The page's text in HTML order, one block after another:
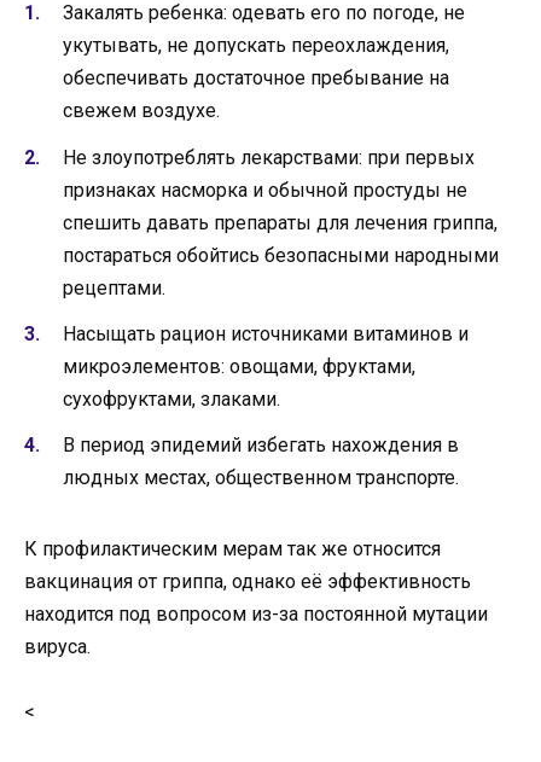
Закалять ребенка: одевать его по погоде, не
укутывать, не допускать переохлаждения,
обеспечивать достаточное пребывание на
свежем воздухе.
Не злоупотреблять лекарствами: при первых
признаках насморка и обычной простуды не
спешить давать препараты для лечения гриппа,
постараться обойтись безопасными народными
рецептами.
Насыщать рацион источниками витаминов и
микроэлементов: овощами, фруктами,
сухофруктами, злаками.
В период эпидемий избегать нахождения в
людных местах, общественном транспорте.
К профилактическим мерам так же относится
вакцинация от гриппа, однако её эффективность
находится под вопросом из-за постоянной мутации
вируса.
<